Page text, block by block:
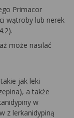
Primacor
wątroby lub nerek
może nasilać
jak leki
a także
w
z lerkanidypiną